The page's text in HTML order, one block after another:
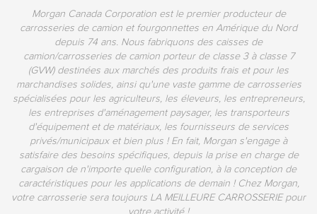
Morgan Canada Corporation est le premier producteur de
carrosseries de camion et fourgonnettes en Amérique du Nord
depuis 74 ans. Nous fabriquons des caisses de
camion/carrosseries de camion porteur de classe 3 à classe 7
(GVW) destinées aux marchés des produits frais et pour les
marchandises solides, ainsi qu'une vaste gamme de carrosseries
spécialisées pour les agriculteurs, les éleveurs, les entrepreneurs,
les entreprises d'aménagement paysager, les transporteurs
d'équipement et de matériaux, les fournisseurs de services
privés/municipaux et bien plus ! En fait, Morgan s'engage à
satisfaire des besoins spécifiques, depuis la prise en charge de
cargaison de n'importe quelle configuration, à la conception de
caractéristiques pour les applications de demain ! Chez Morgan,
votre carrosserie sera toujours LA MEILLEURE CARROSSERIE pour